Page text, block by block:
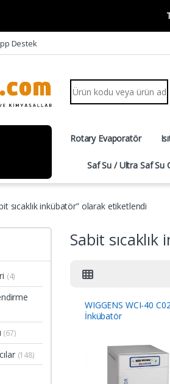
Destek
Search for:
Rotary Evaporatör
Saf Su / Ultra Saf Su
sıcaklık inkübatör” olarak etiketlendi
Sabit
WIGGENS WCI-40 C02
İnkübatör
(4)
(67)
(148)